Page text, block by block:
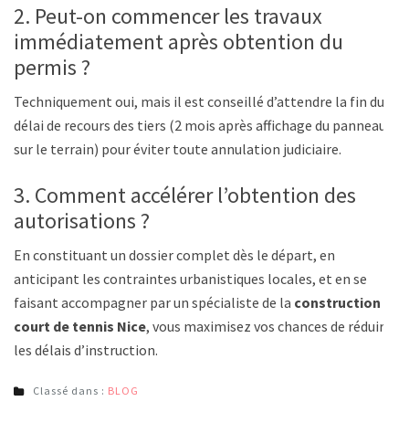
2. Peut-on commencer les travaux
immédiatement après obtention du
permis ?
Techniquement oui, mais il est conseillé d’attendre la fin du
délai de recours des tiers (2 mois après affichage du panneau
sur le terrain) pour éviter toute annulation judiciaire.
3. Comment accélérer l’obtention des
autorisations ?
En constituant un dossier complet dès le départ, en
anticipant les contraintes urbanistiques locales, et en se
faisant accompagner par un spécialiste de la construction
court de tennis Nice, vous maximisez vos chances de réduire
les délais d’instruction.
Classé dans : BLOG